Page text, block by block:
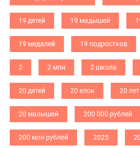
19 детей 19 мадышей
19 медалей 19 подростков
2 2 млн 2 школа
20 детей 20 елок 20
20 малышей 200 000 рублей
200 млн рублей 2025